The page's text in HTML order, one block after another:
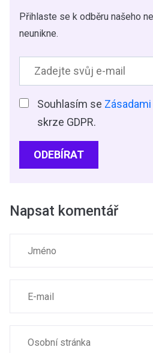
Přihlaste se k odběru našeho
neunikne.
Souhlasím se
skrze GDPR.
ODEBÍRAT
Napsat komentář